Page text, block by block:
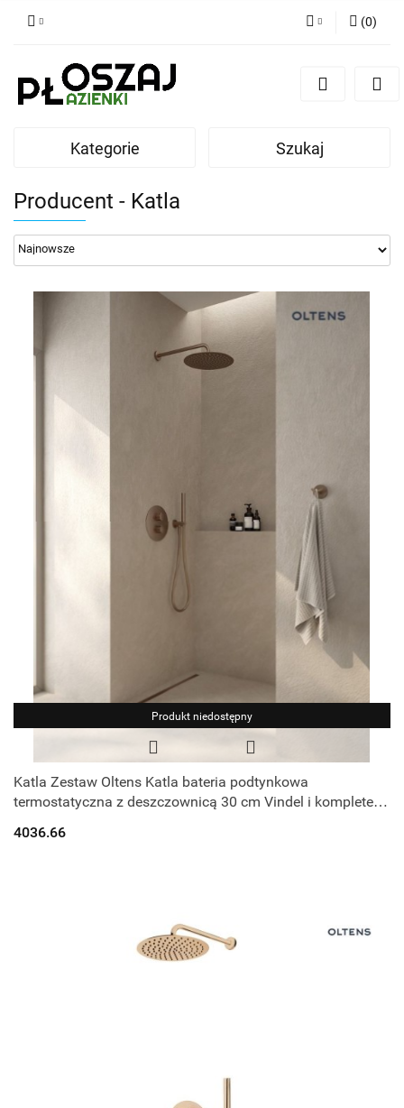
Zgody cookies
(0)
Kategorie Szukaj
Producent - Katla
Produkt niedostępny
Katla Zestaw Oltens Katla bateria podtynkowa
termostatyczna z deszczownicą 30 cm Vindel i kompletem
4036.66